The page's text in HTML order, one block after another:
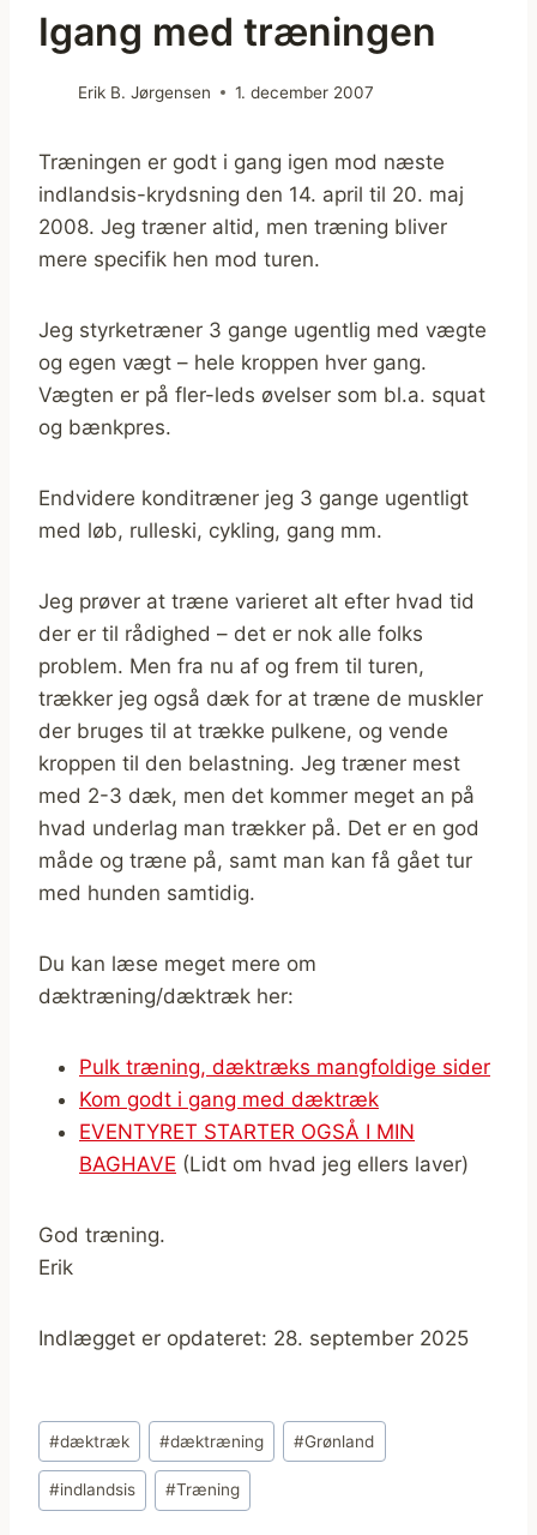
Igang med træningen
Erik B. Jørgensen 1. december 2007
Træningen er godt i gang igen mod næste
indlandsis-krydsning den 14. april til 20. maj
2008. Jeg træner altid, men træning bliver
mere specifik hen mod turen.
Jeg styrketræner 3 gange ugentlig med vægte
og egen vægt – hele kroppen hver gang.
Vægten er på fler-leds øvelser som bl.a. squat
og bænkpres.
Endvidere konditræner jeg 3 gange ugentligt
med løb, rulleski, cykling, gang mm.
Jeg prøver at træne varieret alt efter hvad tid
der er til rådighed – det er nok alle folks
problem. Men fra nu af og frem til turen,
trækker jeg også dæk for at træne de muskler
der bruges til at trække pulkene, og vende
kroppen til den belastning. Jeg træner mest
med 2-3 dæk, men det kommer meget an på
hvad underlag man trækker på. Det er en god
måde og træne på, samt man kan få gået tur
med hunden samtidig.
Du kan læse meget mere om
dæktræning/dæktræk her:
Pulk træning, dæktræks mangfoldige sider
Kom godt i gang med dæktræk
EVENTYRET STARTER OGSÅ I MIN
BAGHAVE (Lidt om hvad jeg ellers laver)
God træning.
Erik
Indlægget er opdateret: 28. september 2025
Indlæg-
tags:
#dæktræk #dæktræning #Grønland
#indlandsis #Træning